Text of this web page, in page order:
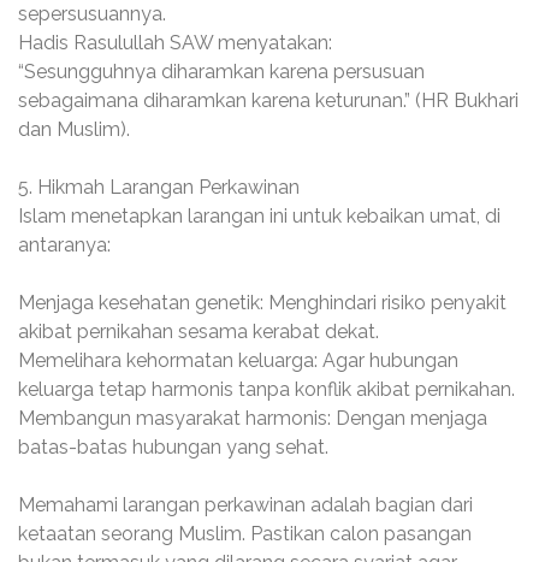
sepersusuannya.
Hadis Rasulullah SAW menyatakan:
“Sesungguhnya diharamkan karena persusuan
sebagaimana diharamkan karena keturunan.” (HR Bukhari
dan Muslim).
5. Hikmah Larangan Perkawinan
Islam menetapkan larangan ini untuk kebaikan umat, di
antaranya:
Menjaga kesehatan genetik: Menghindari risiko penyakit
akibat pernikahan sesama kerabat dekat.
Memelihara kehormatan keluarga: Agar hubungan
keluarga tetap harmonis tanpa konflik akibat pernikahan.
Membangun masyarakat harmonis: Dengan menjaga
batas-batas hubungan yang sehat.
Memahami larangan perkawinan adalah bagian dari
ketaatan seorang Muslim. Pastikan calon pasangan